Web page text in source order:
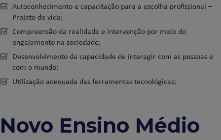
Autoconhecimento e capacitação para a escolha profissional –
Projeto de vida;
Compreensão da realidade e intervenção por meio do
engajamento na sociedade;
Desenvolvimento da capacidade de interagir com as pessoas e
com o mundo;
Utilização adequada das ferramentas tecnológicas;
Novo Ensino Médio